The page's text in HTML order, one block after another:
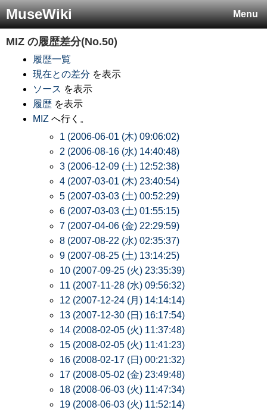
Menu
MuseWiki
MIZ の履歴差分(No.50)
履歴一覧
現在との差分 を表示
ソース を表示
履歴 を表示
MIZ へ行く。
1 (2006-06-01 (木) 09:06:02)
2 (2006-08-16 (水) 14:40:48)
3 (2006-12-09 (土) 12:52:38)
4 (2007-03-01 (木) 23:40:54)
5 (2007-03-03 (土) 00:52:29)
6 (2007-03-03 (土) 01:55:15)
7 (2007-04-06 (金) 22:29:59)
8 (2007-08-22 (水) 02:35:37)
9 (2007-08-25 (土) 13:14:25)
10 (2007-09-25 (火) 23:35:39)
11 (2007-11-28 (水) 09:56:32)
12 (2007-12-24 (月) 14:14:14)
13 (2007-12-30 (日) 16:17:54)
14 (2008-02-05 (火) 11:37:48)
15 (2008-02-05 (火) 11:41:23)
16 (2008-02-17 (日) 00:21:32)
17 (2008-05-02 (金) 23:49:48)
18 (2008-06-03 (火) 11:47:34)
19 (2008-06-03 (火) 11:52:14)